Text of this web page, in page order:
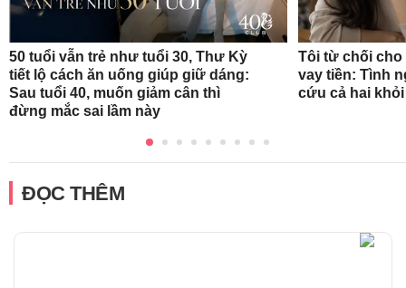
50 tuổi vẫn trẻ như tuổi 30, Thư Kỳ
tiết lộ cách ăn uống giúp giữ dáng:
Sau tuổi 40, muốn giảm cân thì
đừng mắc sai lầm này
Tôi từ chối
vay tiền: Tình
cứu cả hai
ĐỌC THÊM